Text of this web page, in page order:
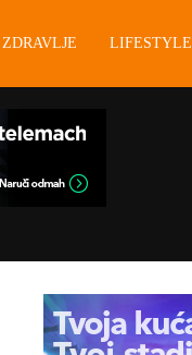
ZDRAVLJE LIFESTYLE